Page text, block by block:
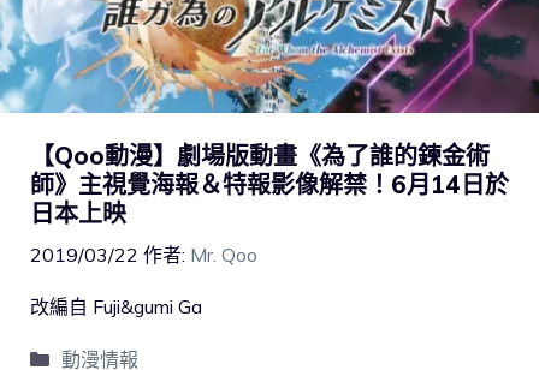
【Qoo動漫】劇場版動畫《為了誰的鍊金術
師》主視覺海報＆特報影像解禁！6月14日於
日本上映
2019/03/22 作者: Mr. Qoo
改編自 Fuji&gumi Ga
動漫情報